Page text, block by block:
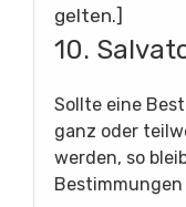
gelten.]
10.
Sollte eine
ganz oder
werden, so